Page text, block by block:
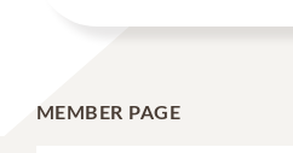
MEMBER PAGE